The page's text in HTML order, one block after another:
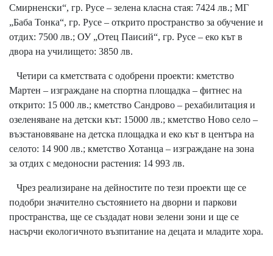
Смирненски“, гр. Русе – зелена класна стая: 7424 лв.; МГ
„Баба Тонка“, гр. Русе – открито пространство за обучение и
отдих: 7500 лв.; ОУ „Отец Паисий“, гр. Русе – еко кът в
двора на училището: 3850 лв.
Четири са кметствата с одобрени проекти: кметство
Мартен – изграждане на спортна площадка – фитнес на
открито: 15 000 лв.; кметство Сандрово – рехабилитация и
озеленяване на детски кът: 15000 лв.; кметство Ново село –
възстановяване на детска площадка и еко кът в центъра на
селото: 14 900 лв.; кметство Хотанца – изграждане на зона
за отдих с медоносни растения: 14 993 лв.
Чрез реализиране на дейностите по тези проекти ще се
подобри значително състоянието на дворни и паркови
пространства, ще се създадат нови зелени зони и ще се
насърчи екологичното възпитание на децата и младите хора.